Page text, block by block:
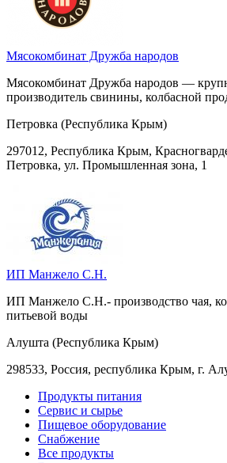
Мясокомбинат Дружба народов
Мясокомбинат Дружба народов —
производитель свинины, колбасной
Петровка (Республика Крым)
297012, Республика Крым,
Петровка, ул. Промышленная зона, 1
ИП Манжело С.Н.
ИП Манжело С.Н.- производство чая,
питьевой воды
Алушта (Республика Крым)
298533, Россия, республика Крым, г.
Продукты питания
Сервис и сырье
Пищевое оборудование
Снабжение
Все продукты